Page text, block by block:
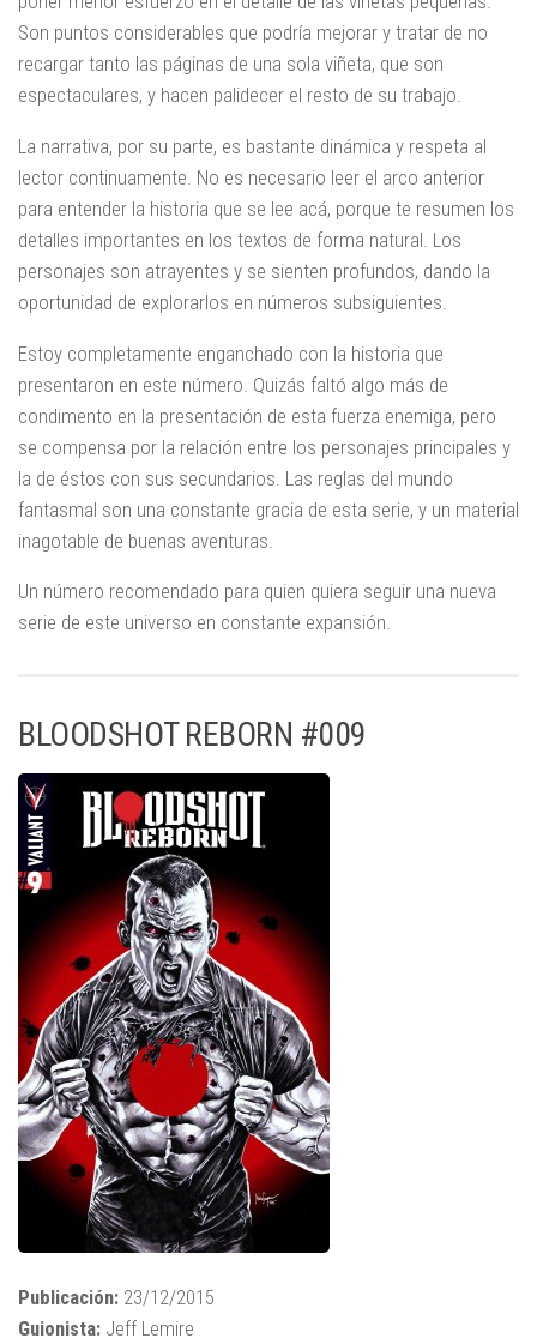
Son puntos considerables que podría mejorar y tratar de no
recargar tanto las páginas de una sola viñeta, que son
espectaculares, y hacen palidecer el resto de su trabajo.
La narrativa, por su parte, es bastante dinámica y respeta al
lector continuamente. No es necesario leer el arco anterior
para entender la historia que se lee acá, porque te resumen los
detalles importantes en los textos de forma natural. Los
personajes son atrayentes y se sienten profundos, dando la
oportunidad de explorarlos en números subsiguientes.
Estoy completamente enganchado con la historia que
presentaron en este número. Quizás faltó algo más de
condimento en la presentación de esta fuerza enemiga, pero
se compensa por la relación entre los personajes principales y
la de éstos con sus secundarios. Las reglas del mundo
fantasmal son una constante gracia de esta serie, y un material
inagotable de buenas aventuras.
Un número recomendado para quien quiera seguir una nueva
serie de este universo en constante expansión.
BLOODSHOT REBORN #009
Publicación: 23/12/2015
Guionista: Jeff Lemire